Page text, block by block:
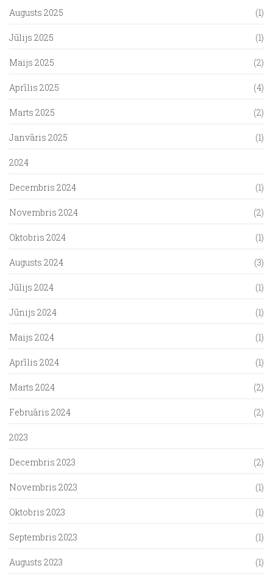
Augusts 2025 (1)
Jūlijs 2025 (1)
Maijs 2025 (2)
Aprīlis 2025 (4)
Marts 2025 (2)
Janvāris 2025 (1)
2024
Decembris 2024 (1)
Novembris 2024 (2)
Oktobris 2024 (1)
Augusts 2024 (3)
Jūlijs 2024 (1)
Jūnijs 2024 (1)
Maijs 2024 (1)
Aprīlis 2024 (1)
Marts 2024 (2)
Februāris 2024 (2)
2023
Decembris 2023 (2)
Novembris 2023 (1)
Oktobris 2023 (1)
Septembris 2023 (1)
Augusts 2023 (1)